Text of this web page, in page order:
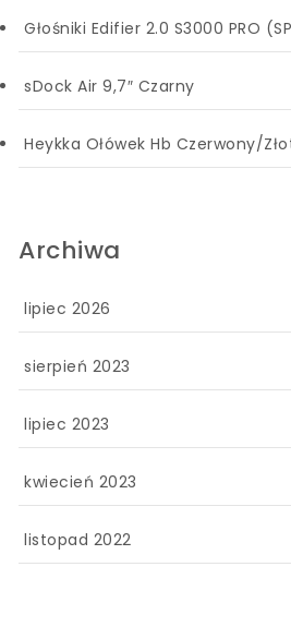
Głośniki Edifier 2.0 S3000 PRO
sDock Air 9,7″ Czarny
Heykka Ołówek Hb Czerwony/
Archiwa
lipiec 2026
sierpień 2023
lipiec 2023
kwiecień 2023
listopad 2022